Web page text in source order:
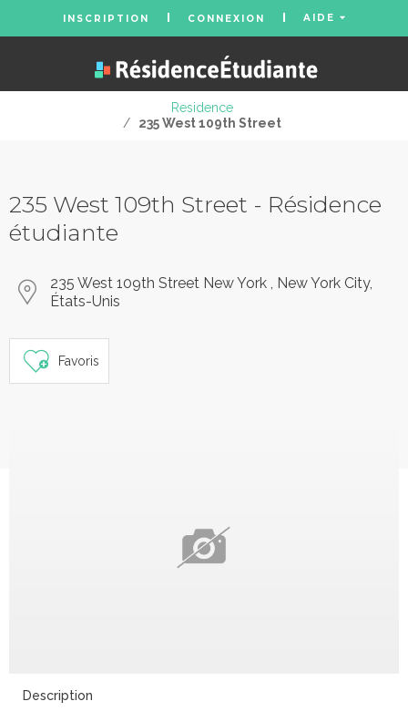
INSCRIPTION CONNEXION AIDE
Residence
/
235 West 109th Street
235 West 109th Street - Résidence
étudiante
235 West 109th Street New York , New York City,
États-Unis
Favoris
Description